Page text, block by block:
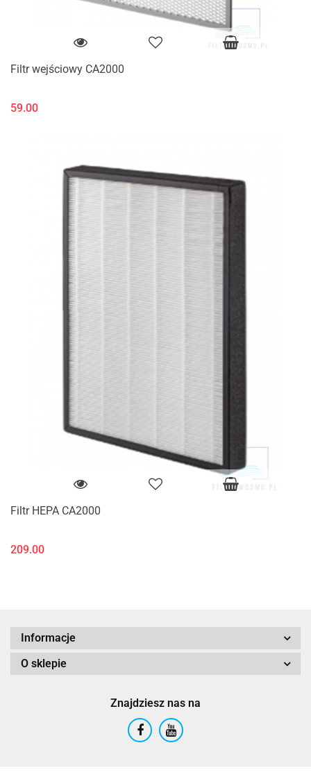
Filtr wejściowy CA2000
59.00
Filtr HEPA CA2000
209.00
Informacje
O sklepie
Znajdziesz nas na